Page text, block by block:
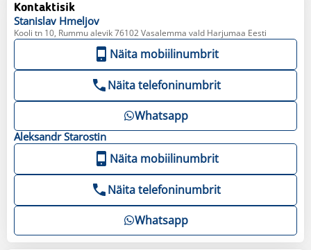
Kontaktisik
Stanislav Hmeljov
Kooli tn 10, Rummu alevik 76102 Vasalemma vald Harjumaa Eesti
Näita mobiilinumbrit
Näita telefoninumbrit
Whatsapp
Aleksandr Starostin
Näita mobiilinumbrit
Näita telefoninumbrit
Whatsapp